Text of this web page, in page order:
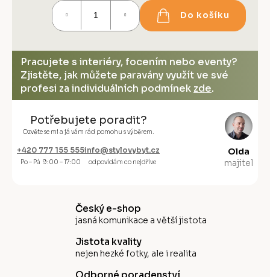
Do košíku
Pracujete s interiéry, focením nebo eventy?
Zjistěte, jak můžete paravány využít ve své
profesi za individuálních podmínek zde.
Potřebujete poradit?
Ozvěte se mi a já vám rád pomohu s výběrem.
+420 777 155 555
Po – Pá 9:00 – 17:00
info@stylovybyt.cz
odpovídám co nejdříve
Olda
majitel
Český e-shop
jasná komunikace a větší jistota
Jistota kvality
nejen hezké fotky, ale i realita
Odborné poradenství